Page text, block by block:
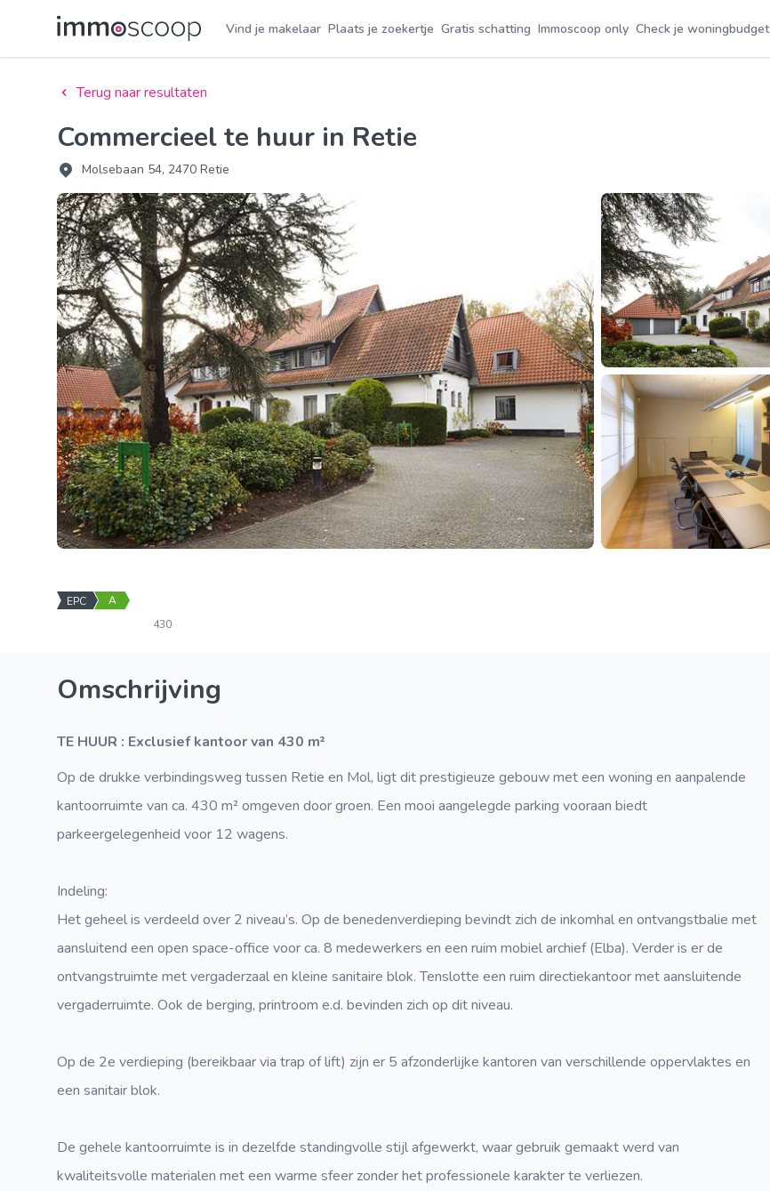
Vind je makelaar Plaats je zoekertje Gratis schatting Immoscoop only Check je woningbudget
Terug naar resultaten
Commercieel te huur in Retie
Molsebaan 54, 2470 Retie
EPC A
430
Omschrijving
TE HUUR : Exclusief kantoor van 430 m²
Op de drukke verbindingsweg tussen Retie en Mol, ligt dit prestigieuze gebouw met een woning en aanpalende
kantoorruimte van ca. 430 m² omgeven door groen. Een mooi aangelegde parking vooraan biedt
parkeergelegenheid voor 12 wagens.
Indeling:
Het geheel is verdeeld over 2 niveau’s. Op de benedenverdieping bevindt zich de inkomhal en ontvangstbalie met
aansluitend een open space-office voor ca. 8 medewerkers en een ruim mobiel archief (Elba). Verder is er de
ontvangstruimte met vergaderzaal en kleine sanitaire blok. Tenslotte een ruim directiekantoor met aansluitende
vergaderruimte. Ook de berging, printroom e.d. bevinden zich op dit niveau.
Op de 2e verdieping (bereikbaar via trap of lift) zijn er 5 afzonderlijke kantoren van verschillende oppervlaktes en
een sanitair blok.
De gehele kantoorruimte is in dezelfde standingvolle stijl afgewerkt, waar gebruik gemaakt werd van
kwaliteitsvolle materialen met een warme sfeer zonder het professionele karakter te verliezen.